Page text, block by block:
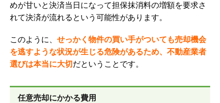
めが甘いと決済当日になって担保抹消料の増額を要求さ
れて決済が流れるという可能性があります。
このように、 せっかく物件の買い手がついても売却機会
を逃すような状況が生じる危険があるため、不動産業者
選びは本当に大切だということです。
任意売却にかかる費用